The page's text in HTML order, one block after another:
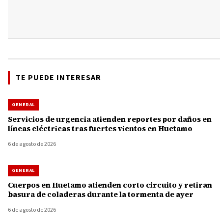
TE PUEDE INTERESAR
GENERAL
Servicios de urgencia atienden reportes por daños en
líneas eléctricas tras fuertes vientos en Huetamo
6 de agosto de 2026
GENERAL
Cuerpos en Huetamo atienden corto circuito y retiran
basura de coladeras durante la tormenta de ayer
6 de agosto de 2026